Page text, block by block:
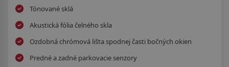
Tónované sklá
Akustická fólia čelného skla
Ozdobná chrómová lišta spodnej časti bočných okien
Predné a zadné parkovacie senzory